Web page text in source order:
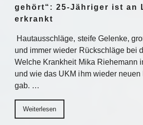
gehört“: 25-Jähriger ist an
erkrankt
Hautausschläge, steife Gelenke,
und immer wieder Rückschläge bei
Welche Krankheit Mika Riehemann
und wie das UKM ihm wieder neuen
gab. …
Weiterlesen